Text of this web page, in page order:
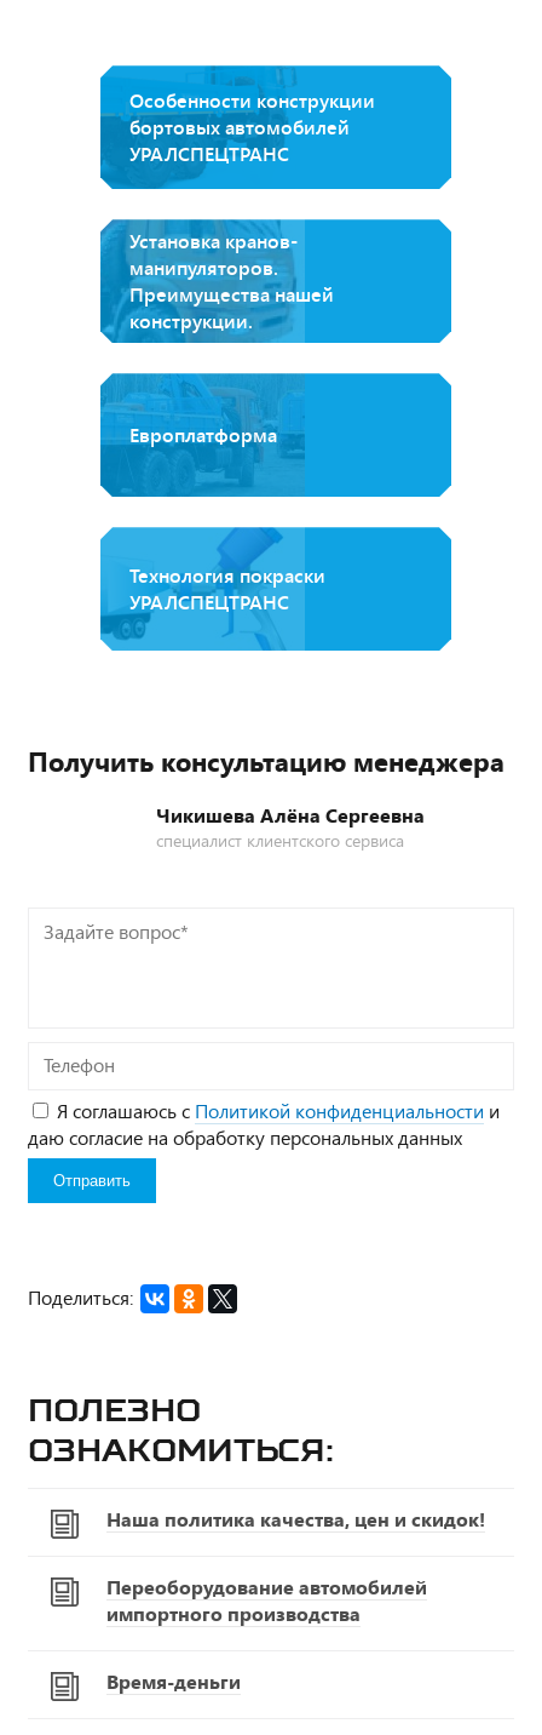
Особенности конструкции
бортовых автомобилей
УРАЛСПЕЦТРАНС
Установка кранов-
манипуляторов.
Преимущества нашей
конструкции.
Европлатформа
Технология покраски
УРАЛСПЕЦТРАНС
Получить консультацию менеджера
Чикишева Алёна Сергеевна
специалист клиентского сервиса
Задайте
Телефон
Я соглашаюсь с Политикой конфиденциальности и
даю согласие на обработку персональных данных
Поделиться:
Полезно
ознакомиться:
Наша политика качества, цен и скидок!
Переоборудование автомобилей
импортного производства
Время-деньги